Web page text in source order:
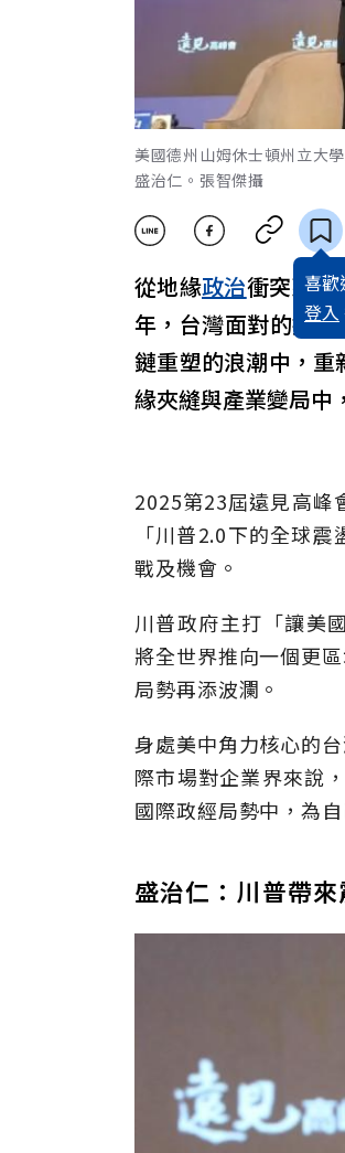
美國德州山姆休士頓州立大
盛治仁。張智傑攝
喜歡
登入
從地緣政治衝突到全
年，台灣面對的挑
鏈重塑的浪潮中，
緣夾縫與產業變局中
2025第23屆遠見高峰
「川普2.0下的全球
戰及機會。
川普政府主打「讓美
將全世界推向一個更
局勢再添波瀾。
身處美中角力核心的
際市場對企業界來說
國際政經局勢中，為
盛治仁：川普帶